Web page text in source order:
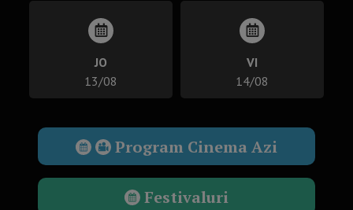
JO
13/08
VI
14/08
Program Cinema Azi
Festivaluri